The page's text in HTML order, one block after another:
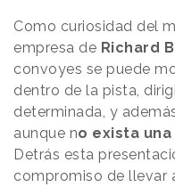
Como curiosidad del
empresa de Richard
convoyes se puede
dentro de la pista,
determinada, y
aunque no exista
Detrás esta
compromiso de llevar